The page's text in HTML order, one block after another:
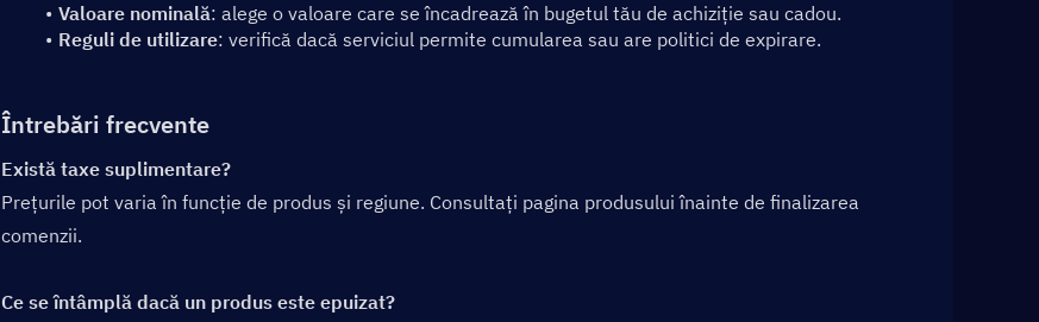
Valoare nominală: alege o valoare care se încadrează în bugetul tău de achiziție sau cadou.
Reguli de utilizare: verifică dacă serviciul permite cumularea sau are politici de expirare.
Întrebări frecvente
Există taxe suplimentare?
Prețurile pot varia în funcție de produs și regiune. Consultați pagina produsului înainte de finalizarea
comenzii.
Ce se întâmplă dacă un produs este epuizat?